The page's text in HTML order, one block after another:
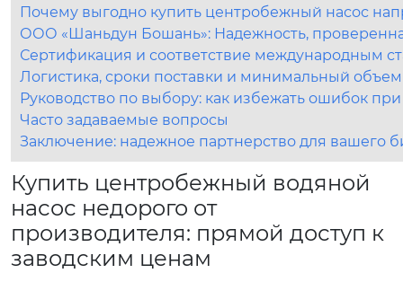
Почему выгодно купить центробежный насос
ООО «Шаньдун Бошань»: Надежность,
Сертификация и соответствие международным
Логистика, сроки поставки и минимальный объем
Руководство по выбору: как избежать ошибок при
Часто задаваемые вопросы
Заключение: надежное партнерство для вашего
Купить центробежный водяной
насос недорого от
производителя: прямой доступ к
заводским ценам